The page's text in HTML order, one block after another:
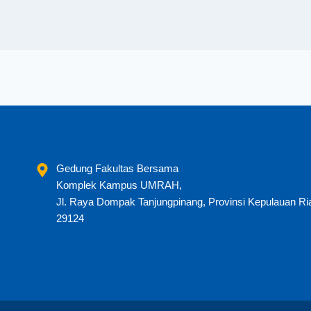
Gedung Fakultas Bersama
Komplek Kampus UMRAH,
Jl. Raya Dompak Tanjungpinang, Provinsi Kepulauan
29124